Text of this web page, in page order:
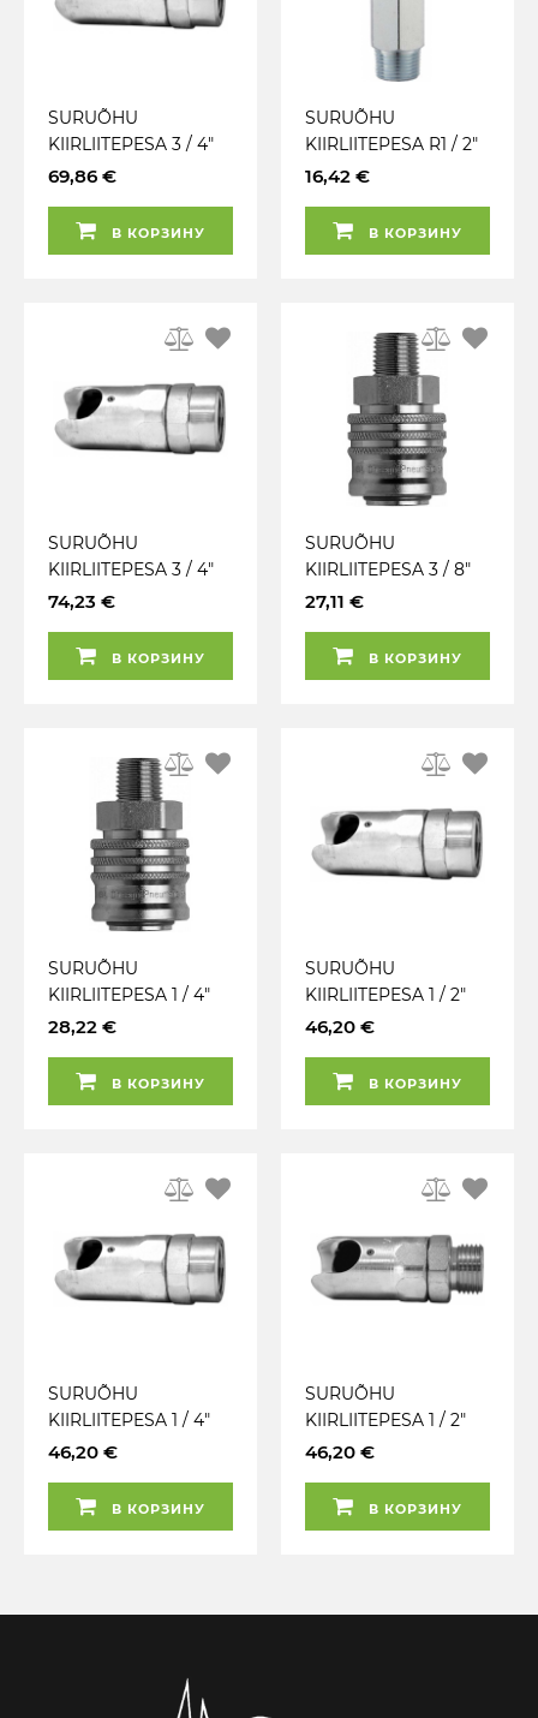
SURUÕHU
KIIRLIITEPESA 3 / 4"
NPT SISEKEERE 11MM
PNEUMATIC
69,86 €
В КОРЗИНУ
SURUÕHU
KIIRLIITEPESA R1 / 2"
VÄLISKEERE BSPT XF
16,42 €
В КОРЗИНУ
SURUÕHU
KIIRLIITEPESA 3 / 4"
BSP SISEKEERE 11MM
PNEUMATIC
74,23 €
В КОРЗИНУ
SURUÕHU
KIIRLIITEPESA 3 / 8"
BSP VÄLISKEERE
CHICAGO
PNEUMATIC
27,11 €
В КОРЗИНУ
SURUÕHU
KIIRLIITEPESA 1 / 4"
BSP VÄLISKEERE
CHICAGO
PNEUMATIC
28,22 €
В КОРЗИНУ
SURUÕHU
KIIRLIITEPESA 1 / 2"
BSP SISEKEERE
CHICAGO
PNEUMATIC
46,20 €
В КОРЗИНУ
SURUÕHU
KIIRLIITEPESA 1 / 4"
BSP SISEKEERE
CHICAGO
PNEUMATIC
46,20 €
В КОРЗИНУ
SURUÕHU
KIIRLIITEPESA 1 / 2"
BSP VÄLISKEERE
CHICAGO
PNEUMATIC
46,20 €
В КОРЗИНУ